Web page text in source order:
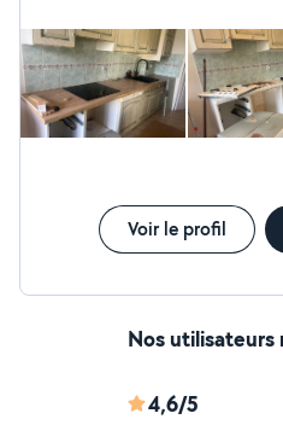
précis. - Plomberie. : Réparations, installations,
dépannage urgent. - Pose de Sols : Parquet flottant, sol
PVC , carrelage, lino rendu professionnel. - Installation :
TV murale, éclairage, rideaux, lustres . -
Cuisines et salles de bain
personnalisé Travail soigné,
budgets. Contactez-
Voir le profil
Nos utilisateurs
4,6/5